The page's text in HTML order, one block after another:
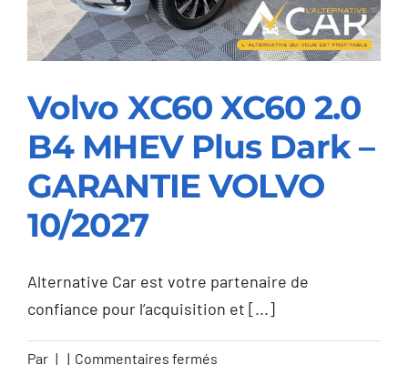
Volvo XC60 XC60 2.0
B4 MHEV Plus Dark –
GARANTIE VOLVO
Volvo XC60 XC60 2.0
B4 MHEV Plus Dark –
GARANTIE VOLVO
10/2027
Alternative Car est votre partenaire de
confiance pour l’acquisition et [...]
Par | | Commentaires fermés